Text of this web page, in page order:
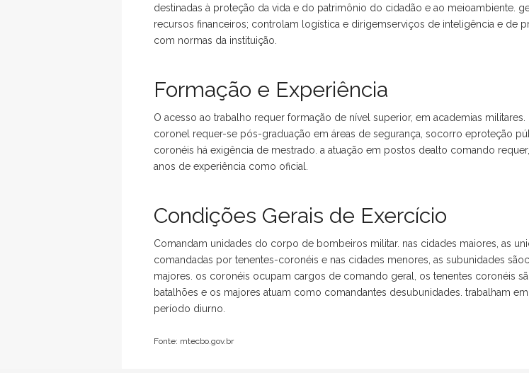
destinadas à proteção da vida e do patrimônio do cidadão e ao meioambiente.
recursos financeiros; controlam logística e dirigemserviços de inteligência e de
com normas da instituição.
Formação e Experiência
O acesso ao trabalho requer formação de nível superior, em academias militares.
coronel requer-se pós-graduação em áreas de segurança, socorro eproteção
coronéis há exigência de mestrado. a atuação em postos dealto comando
anos de experiência como oficial.
Condições Gerais de Exercício
Comandam unidades do corpo de bombeiros militar. nas cidades maiores, as
comandadas por tenentes-coronéis e nas cidades menores, as subunidades
majores. os coronéis ocupam cargos de comando geral, os tenentes coronéis
batalhões e os majores atuam como comandantes desubunidades. trabalham
período diurno.
Fonte: mtecbo.gov.br